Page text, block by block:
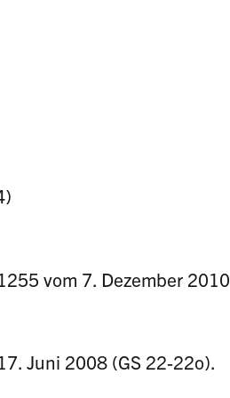
vom 7. Dezember 2010
Juni 2008 (GS 22-22o).